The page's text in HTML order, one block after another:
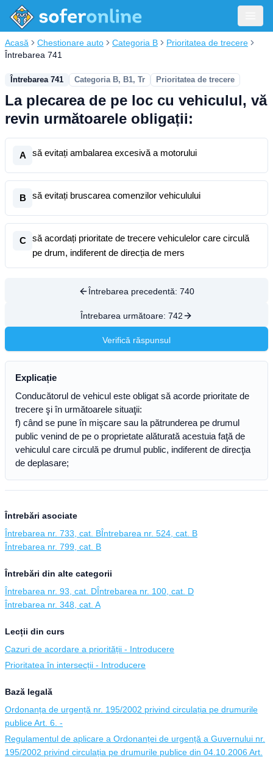
Acasă Chestionare auto Categoria B
Prioritatea de trecere
Întrebarea 741
Întrebarea 741 Categoria B, B1, Tr Prioritatea de trecere
La plecarea de pe loc cu vehiculul, vă
revin următoarele obligații:
A să evitați ambalarea excesivă a motorului
B să evitați bruscarea comenzilor vehiculului
C
să acordați prioritate de trecere vehiculelor care circulă
pe drum, indiferent de direcția de mers
Întrebarea precedentă: 740
Întrebarea următoare: 742
Verifică răspunsul
Explicație
Conducătorul de vehicul este obligat să acorde prioritate de
trecere şi în următoarele situaţii:
f) când se pune în mişcare sau la pătrunderea pe drumul
public venind de pe o proprietate alăturată acestuia faţă de
vehiculul care circulă pe drumul public, indiferent de direcţia
de deplasare;
Întrebări asociate
Întrebarea nr. 733, cat. BÎntrebarea nr. 524, cat. B
Întrebarea nr. 799, cat. B
Întrebări din alte categorii
Întrebarea nr. 93, cat. DÎntrebarea nr. 100, cat. D
Întrebarea nr. 348, cat. A
Lecții din curs
Cazuri de acordare a priorității - Introducere
Prioritatea în intersecții - Introducere
Bază legală
Ordonanța de urgență nr. 195/2002 privind circulația pe drumurile
publice Art. 6. -
Regulamentul de aplicare a Ordonanței de urgență a Guvernului nr.
195/2002 privind circulația pe drumurile publice din 04.10.2006 Art.